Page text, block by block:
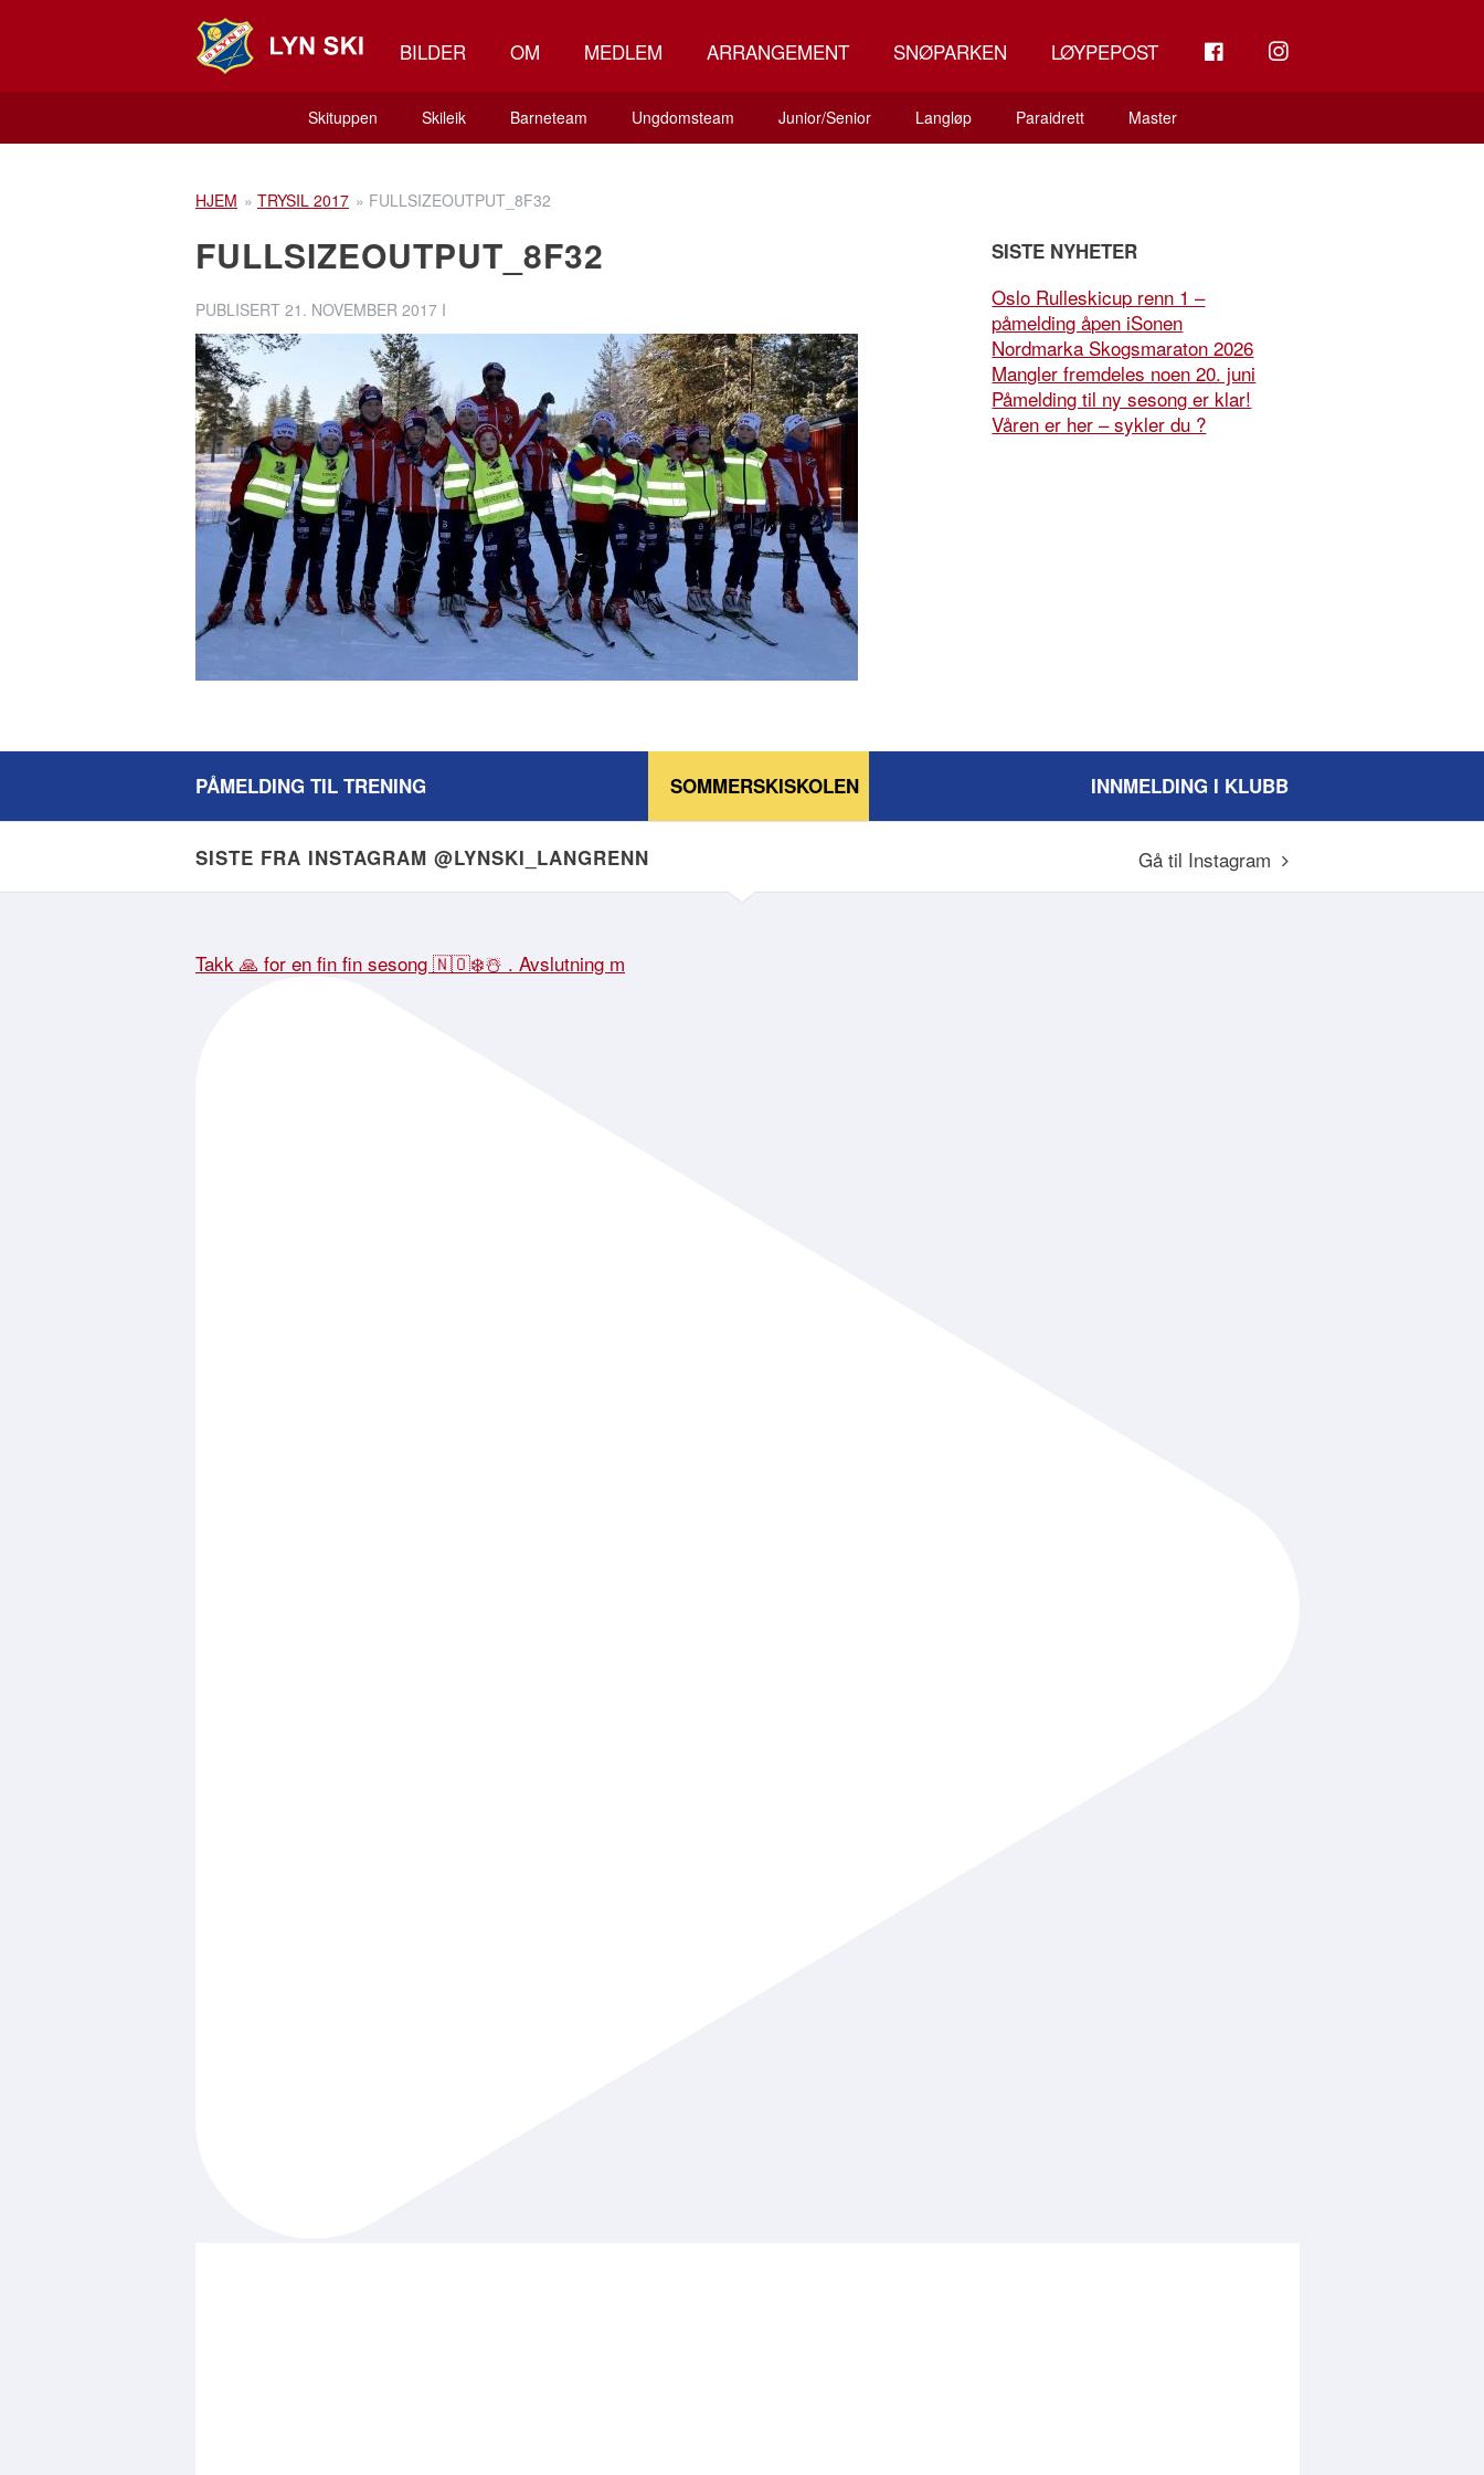
BILDER OM MEDLEM ARRANGEMENT SNØPARKEN LØYPEPOST INSTAGRAM
Skituppen Skileik Barneteam Ungdomsteam Junior/Senior Langløp Paraidrett Master
HJEM » TRYSIL 2017 » FULLSIZEOUTPUT_8F32
FULLSIZEOUTPUT_8F32
PUBLISERT 21. NOVEMBER 2017 I
SISTE NYHETER
Oslo Rulleskicup renn 1 –
påmelding åpen iSonen
Nordmarka Skogsmaraton 2026
Mangler fremdeles noen 20. juni
Påmelding til ny sesong er klar!
Våren er her – sykler du ?
PÅMELDING TIL TRENING INNMELDING I KLUBB
SOMMERSKISKOLEN
SISTE FRA INSTAGRAM @LYNSKI_LANGRENN Gå til Instagram
Takk 🙏 for en fin fin sesong 🇳🇴❄️☃️ . Avslutning m